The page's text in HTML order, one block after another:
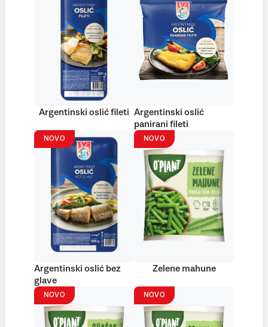
Argentinski oslić fileti Argentinski oslić
panirani fileti
NOVO
Argentinski oslić bez
glave
NOVO
Zelene mahune
NOVO NOVO